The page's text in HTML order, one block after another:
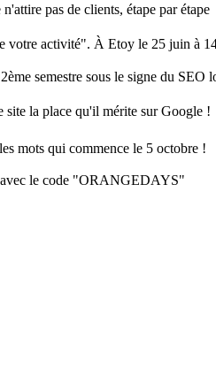
pas de clients, étape par étape
votre activité". À Etoy le 25 juin à
semestre sous le signe du SEO
la place qu'il mérite sur Google !
mots qui commence le 5 octobre !
avec le code "ORANGEDAYS"